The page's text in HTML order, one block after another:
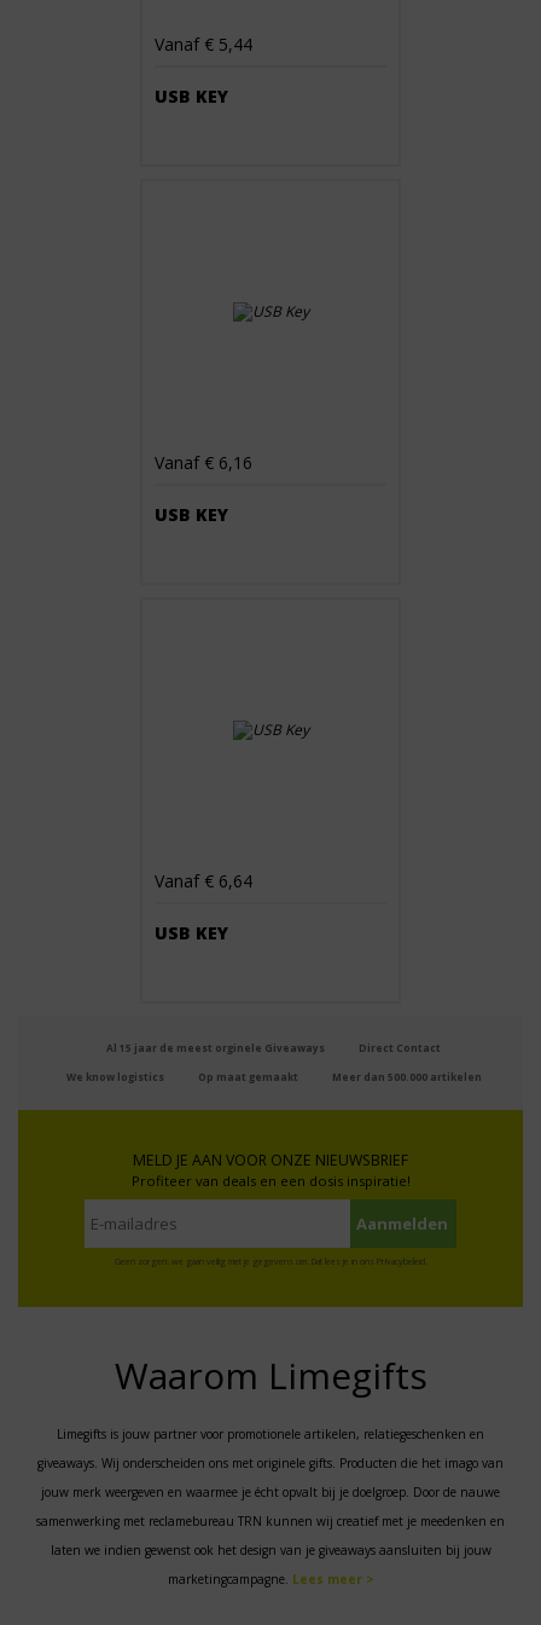
Vanaf € 5,44
USB KEY
Vanaf € 6,16
USB KEY
Vanaf € 6,64
USB KEY
Al 15 jaar de meest orginele Giveaways Direct Contact
We know logistics Op maat gemaakt Meer dan 500.000 artikelen
MELD JE AAN VOOR ONZE NIEUWSBRIEF
Profiteer van deals en een dosis inspiratie!
Geen zorgen: we gaan veilig met je gegevens om. Dat lees je in ons Privacybeleid.
Waarom Limegifts
Limegifts is jouw partner voor promotionele artikelen, relatiegeschenken en
giveaways. Wij onderscheiden ons met originele gifts. Producten die het imago van
jouw merk weergeven en waarmee je écht opvalt bij je doelgroep. Door de nauwe
samenwerking met reclamebureau TRN kunnen wij creatief met je meedenken en
laten we indien gewenst ook het design van je giveaways aansluiten bij jouw
marketingcampagne. Lees meer >